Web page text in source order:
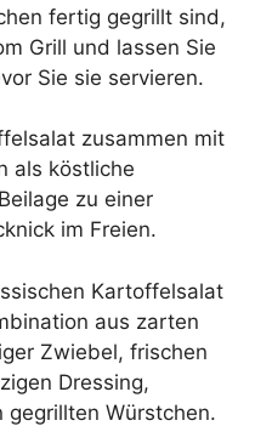
fertig gegrillt sind,
Grill und lassen Sie
Sie sie servieren.
zusammen mit
als köstliche
zu einer
im Freien.
Kartoffelsalat
aus zarten
Zwiebel, frischen
Dressing,
Würstchen.